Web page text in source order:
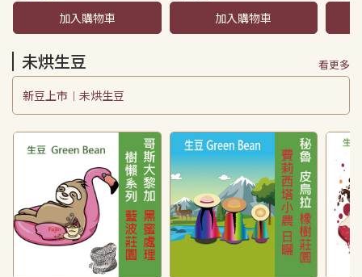
Antioquia Finca La Luisa
Strawberry Fruit Honey
Caturra
加入購物車
Esperanza Tres Dragones
加入購物車
未烘生豆 看更多
新豆上市︱未烘生豆